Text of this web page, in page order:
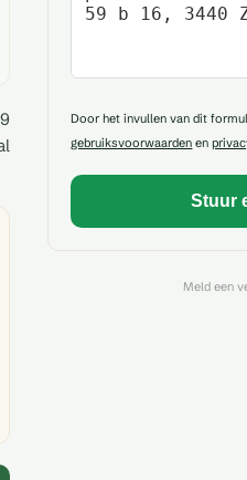
Door het invullen van dit
gebruiksvoorwaarden en
Meld een